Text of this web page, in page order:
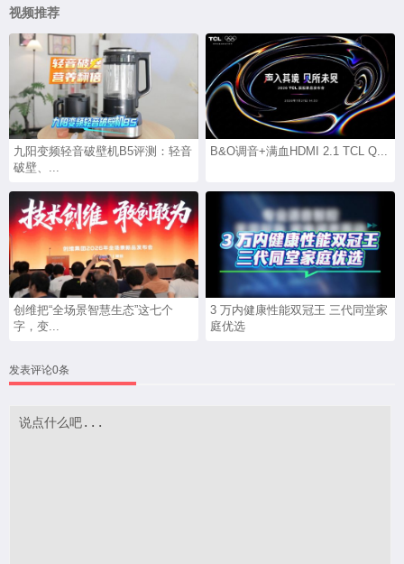
视频推荐
九阳变频轻音破壁机B5评测：轻音
破壁、...
B&O调音+满血HDMI 2.1 TCL Q...
创维把“全场景智慧生态”这七个
字，变...
3 万内健康性能双冠王 三代同堂家
庭优选
发表评论0条